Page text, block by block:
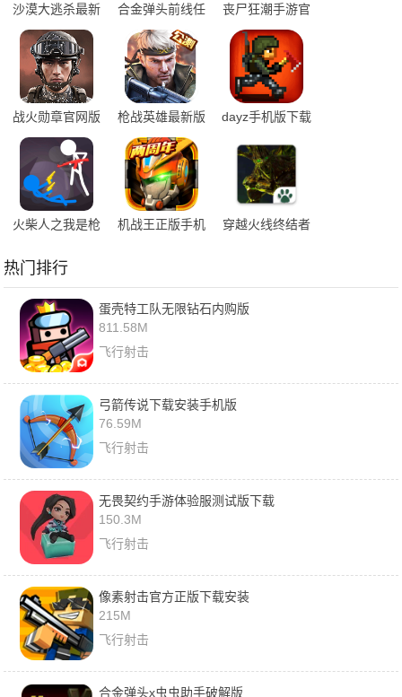
沙漠大逃杀最新
版
合金弹头前线任
务最新版手机版
丧尸狂潮手游官
网版
战火勋章官网版
下载手机版
枪战英雄最新版
官方版
dayz手机版下载
火柴人之我是枪
机战王正版手机
穿越火线终结者
热门排行
蛋壳特工队无限钻石内购版
811.58M
飞行射击
弓箭传说下载安装手机版
76.59M
飞行射击
无畏契约手游体验服测试版下载
150.3M
飞行射击
像素射击官方正版下载安装
215M
飞行射击
合金弹头x虫虫助手破解版